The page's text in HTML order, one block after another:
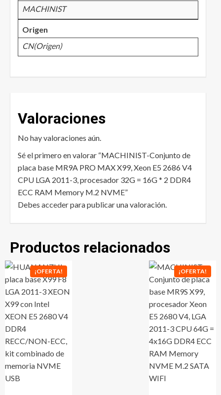
MACHINIST
Origen
CN(Origen)
Valoraciones
No hay valoraciones aún.
Sé el primero en valorar “MACHINIST-Conjunto de
placa base MR9A PRO MAX X99, Xeon E5 2686 V4
CPU LGA 2011-3, procesador 32G = 16G * 2 DDR4
ECC RAM Memory M.2 NVME”
Debes accederpara publicar una valoración.
Productos relacionados
¡OFERTA! ¡OFERTA!